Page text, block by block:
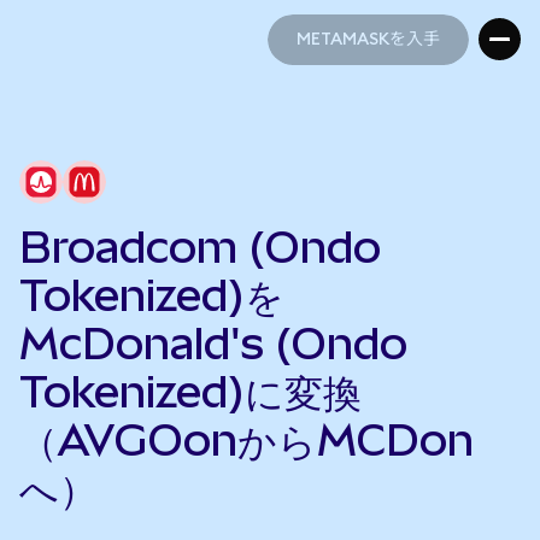
METAMASKを入手
Broadcom (Ondo
Tokenized)を
McDonald's (Ondo
Tokenized)に変換
（AVGOonからMCDon
へ）